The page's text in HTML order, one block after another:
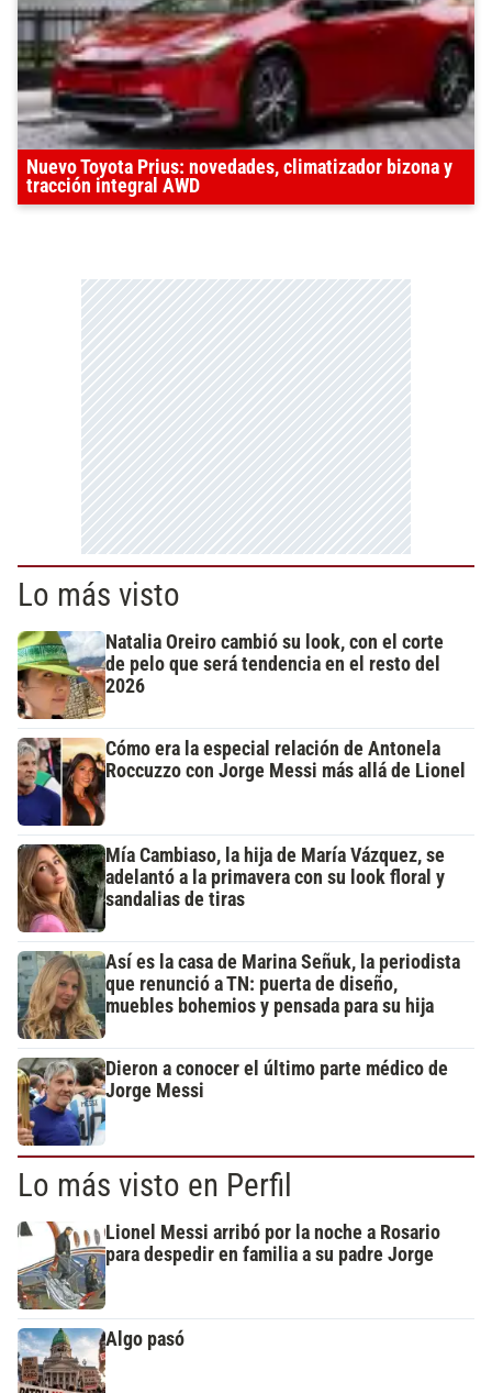
Nuevo Toyota Prius: novedades, climatizador bizona y
tracción integral AWD
Lo más visto
Natalia Oreiro cambió su look, con el corte
de pelo que será tendencia en el resto del
2026
Cómo era la especial relación de Antonela
Roccuzzo con Jorge Messi más allá de Lionel
Mía Cambiaso, la hija de María Vázquez, se
adelantó a la primavera con su look floral y
sandalias de tiras
Así es la casa de Marina Señuk, la periodista
que renunció a TN: puerta de diseño,
muebles bohemios y pensada para su hija
Dieron a conocer el último parte médico de
Jorge Messi
Lo más visto en Perfil
Lionel Messi arribó por la noche a Rosario
para despedir en familia a su padre Jorge
Algo pasó